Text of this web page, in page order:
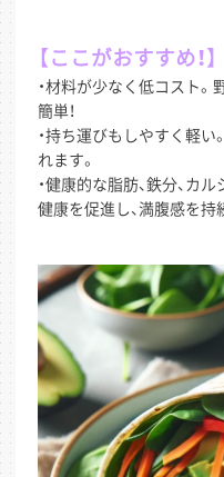
【ここがおすすめ！】
・材料が少なく低コスト
簡単！
・持ち運びもしやすく軽
れます。
・健康的な脂肪、鉄分、カ
健康を促進し、満腹感を持